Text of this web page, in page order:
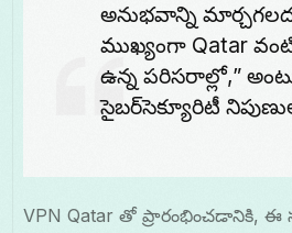
అనుభవాన్ని
ముఖ్యంగా Qatar
ఉన్న పరిసరాల్లో,”
సైబర్‌సెక్యూరిటీ
VPN Qatar తో ప్రారంభించడానికి, ఈ